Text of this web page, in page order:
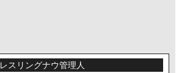
レスリングナウ管理人